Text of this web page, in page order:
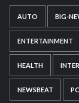
AUTO BIG-
ENTERTAINMENT
HEALTH
NEWSBEAT